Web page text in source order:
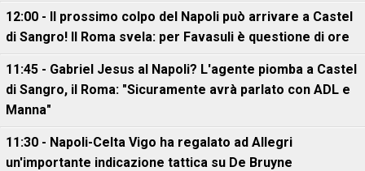
12:00 - Il prossimo colpo del Napoli può arrivare a Castel
di Sangro! Il Roma svela: per Favasuli è questione di ore
11:45 - Gabriel Jesus al Napoli? L'agente piomba a Castel
di Sangro, il Roma: "Sicuramente avrà parlato con ADL e
Manna"
11:30 - Napoli-Celta Vigo ha regalato ad Allegri
un'importante indicazione tattica su De Bruyne